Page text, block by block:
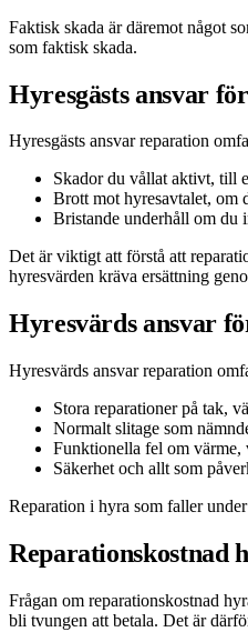
Faktisk skada är däremot något
som faktisk skada.
Hyresgästs ansvar
Hyresgästs ansvar reparation
Skador du vållat aktivt, till
Brott mot hyresavtalet, om
Bristande underhåll om du
Det är viktigt att förstå att
hyresvärden kräva ersättning
Hyresvärds ansvar
Hyresvärds ansvar reparation
Stora reparationer på tak,
Normalt slitage som
Funktionella fel om värme,
Säkerhet och allt som
Reparation i hyra som faller
Reparationskostnad
Frågan om reparationskostnad
bli tvungen att betala. Det är